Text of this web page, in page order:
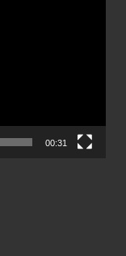
00:31